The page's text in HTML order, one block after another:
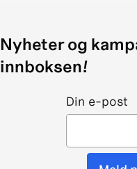
Nyheter og
innboksen!
Din e-post